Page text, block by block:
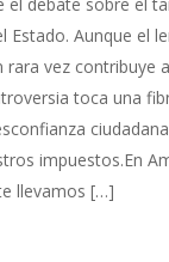
Estado. Aunque el
rara vez contribuye
toca una
impuestos.En
llevamos […]